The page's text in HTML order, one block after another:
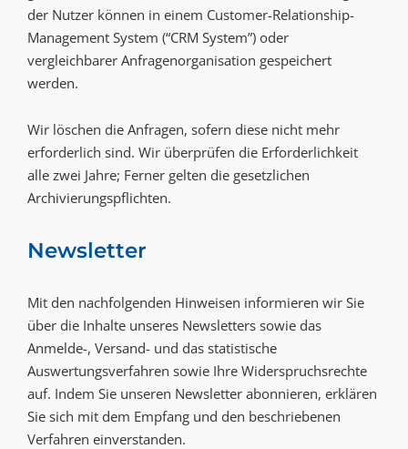
der Nutzer können in einem Customer-Relationship-
Management System (“CRM System”) oder
vergleichbarer Anfragenorganisation gespeichert
werden.
Wir löschen die Anfragen, sofern diese nicht mehr
erforderlich sind. Wir überprüfen die Erforderlichkeit
alle zwei Jahre; Ferner gelten die gesetzlichen
Archivierungspflichten.
Newsletter
Mit den nachfolgenden Hinweisen informieren wir Sie
über die Inhalte unseres Newsletters sowie das
Anmelde-, Versand- und das statistische
Auswertungsverfahren sowie Ihre Widerspruchsrechte
auf. Indem Sie unseren Newsletter abonnieren, erklären
Sie sich mit dem Empfang und den beschriebenen
Verfahren einverstanden.